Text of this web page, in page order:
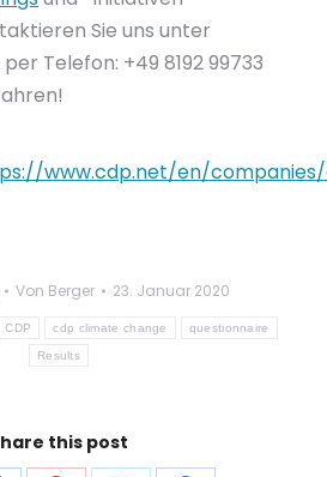
Sie uns unter
Telefon: +49 8192 99733
www.cdp.net/en/
Von Berger
23. Januar 2020
CDP cdp climate change questionnaire
Results
this post